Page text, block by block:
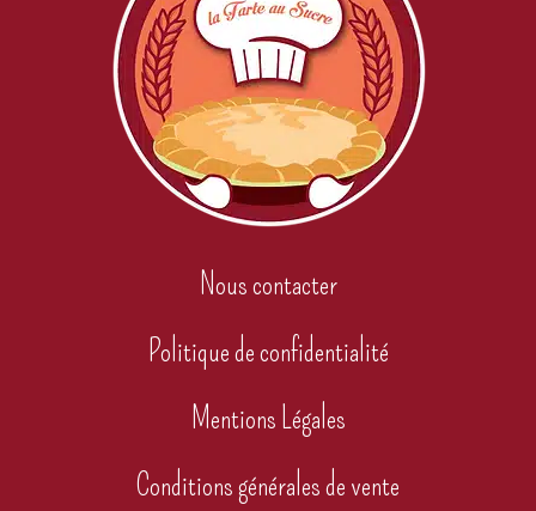
Nous contacter
Politique de confidentialité
Mentions Légales
Conditions générales de vente